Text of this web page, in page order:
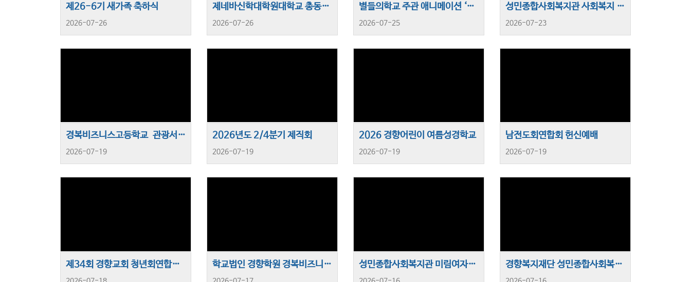
제26-6기 새가족 축하식
2026-07-26
제네바신학대학원대학교 총동문회 헌신예배
2026-07-26
별들의학교 주관 애니메이션 ‘다윗’ 단체 관람
2026-07-25
성민종합사회복지관 사회복지 현장실습생과 함께하는 ‘고립·고독사 예방 주민 찾기’ 캠페인 진행
2026-07-23
경복비즈니스고등학교 관광서비스과, 비즈쿨 메이커스페이스 창업체험 실시
2026-07-19
2026년도 2/4분기 제직회
2026-07-19
2026 경향어린이 여름성경학교
2026-07-19
남전도회연합회 헌신예배
2026-07-19
제34회 경향교회 청년회연합회 수련회 학교법인 경향학원 경복비즈니스고등학교 글로벌 인재 양성을 위한 ‘FTA 실무인력 양성 프로그램’ 운영 성민종합사회복지관 미림여자고등학교 의료보건반과 함께하는 ‘프로젝트 자원활동’ 실시 경향복지재단 성민종합사회복지관 ‘세대통합 내일의 농장 체험활동’ 진행